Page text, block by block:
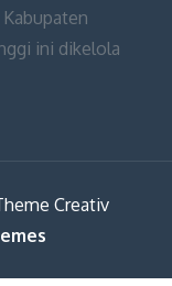
ini dikelola
Creativ